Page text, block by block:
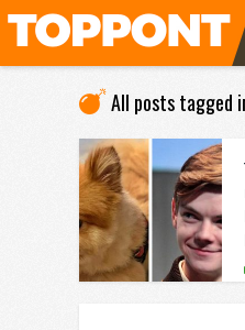
All posts tagged